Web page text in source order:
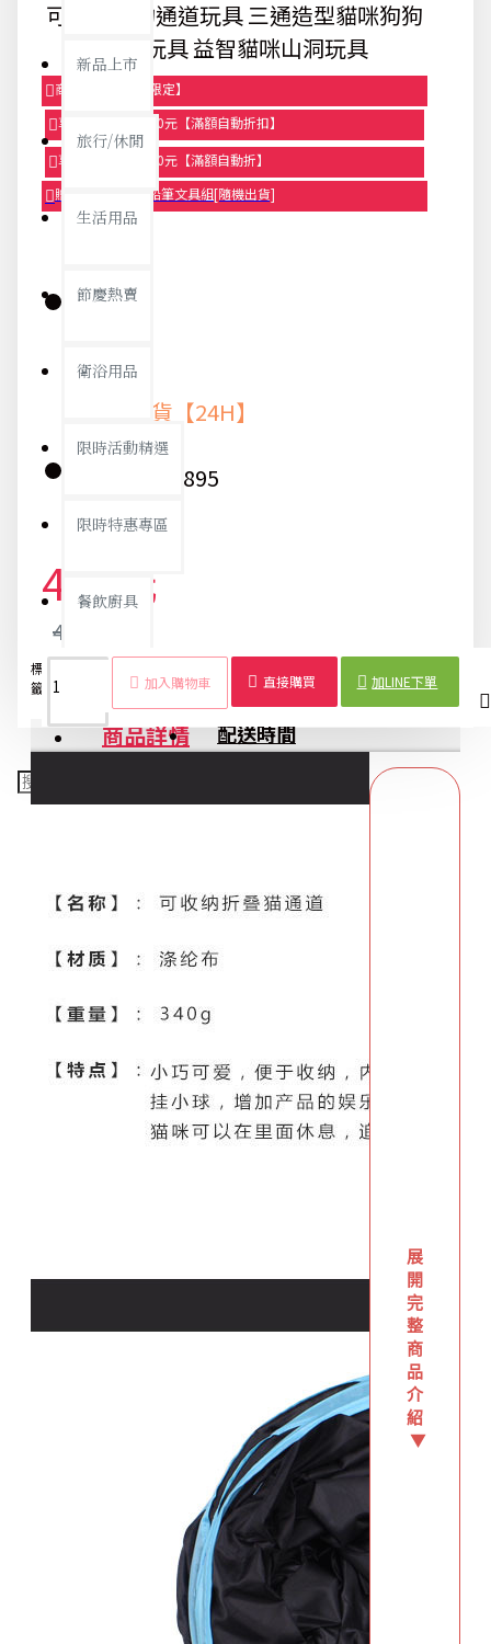
新品上市
旅行/休閒
生活用品
節慶熱賣
衛浴用品
限時活動精選
限時特惠專區
餐飲廚具
銅板精選
可折疊寵物通道玩具 三通造型貓咪狗狗
隧道玩具 益智貓咪山洞玩具
商品95折【今日限定】
享滿1000元折100元【滿額自動折扣】
享滿2000元折250元【滿額自動折】
贈品-滿899送色鉛筆文具組[隨機出貨]
快速出貨【24H】
8895
462元
486元
加入購物車 直接購買 加LINE下單
標
籤：
物
道
具
通
型
咪
狗
道
智
商品詳情 配送時間
展
開
完
整
商
品
介
紹
▼